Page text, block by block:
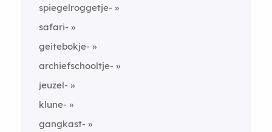
spiegelroggetje-
safari-
geitebokje-
archiefschooltje-
jeuzel-
klune-
gangkast-